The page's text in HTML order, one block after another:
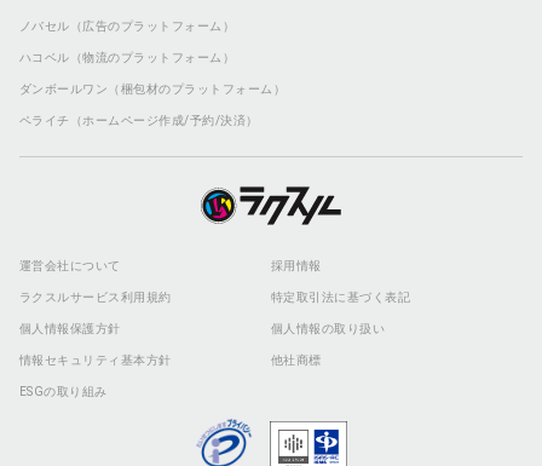
ノバセル（広告のプラットフォーム）
ハコベル（物流のプラットフォーム）
ダンボールワン（梱包材のプラットフォーム）
ペライチ（ホームページ作成/予約/決済）
運営会社について 採用情報
ラクスルサービス利用規約 特定取引法に基づく表記
個人情報保護方針 個人情報の取り扱い
情報セキュリティ基本方針 他社商標
ESGの取り組み